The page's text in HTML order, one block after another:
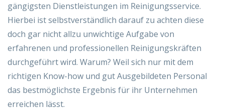
gängigsten Dienstleistungen im Reinigungsservice.
Hierbei ist selbstverständlich darauf zu achten diese
doch gar nicht allzu unwichtige Aufgabe von
erfahrenen und professionellen Reinigungskräften
durchgeführt wird. Warum? Weil sich nur mit dem
richtigen Know-how und gut Ausgebildeten Personal
das bestmöglichste Ergebnis für ihr Unternehmen
erreichen lässt.